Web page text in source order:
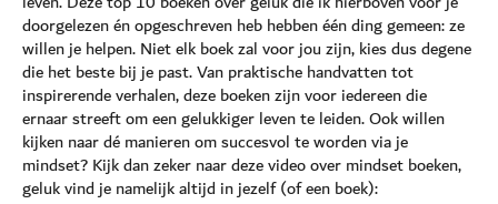
doorgelezen én opgeschreven heb hebben één ding gemeen: ze
willen je helpen. Niet elk boek zal voor jou zijn, kies dus degene
die het beste bij je past. Van praktische handvatten tot
inspirerende verhalen, deze boeken zijn voor iedereen die
ernaar streeft om een gelukkiger leven te leiden. Ook willen
kijken naar dé manieren om succesvol te worden via je
mindset? Kijk dan zeker naar deze video over mindset boeken,
geluk vind je namelijk altijd in jezelf (of een boek):